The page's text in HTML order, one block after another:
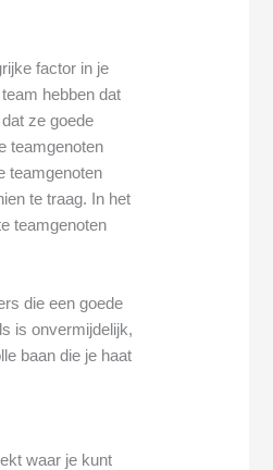
factor in je
hebben dat
ze goede
teamgenoten
teamgenoten
te traag. In het
teamgenoten
die een goede
is onvermijdelijk,
baan die je haat
waar je kunt